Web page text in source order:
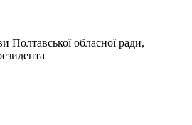
Полтавської обласної ради,